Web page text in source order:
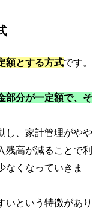
額とする方式です。
部分が一定額で、そ
し、家計管理がやや
残高が減ることで利
なくなっていきま
いという特徴があり